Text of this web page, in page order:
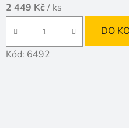
2 449 Kč/ ks
DO
Kód: 6492